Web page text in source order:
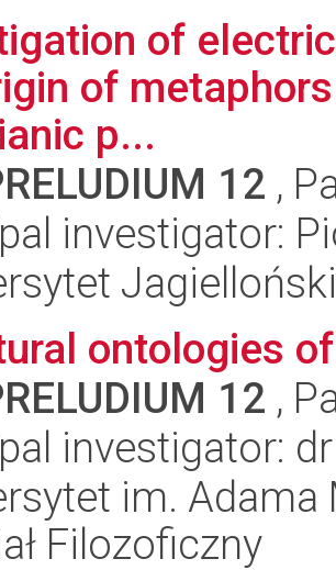
of
of
p...
12 ,
investigator:
ontologies
12 ,
investigator:
im.
Filozoficzny